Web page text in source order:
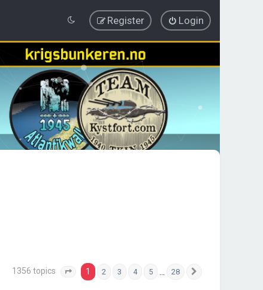
Login
Register
1356 topics Page 1 of
1 2 3 4 5 28